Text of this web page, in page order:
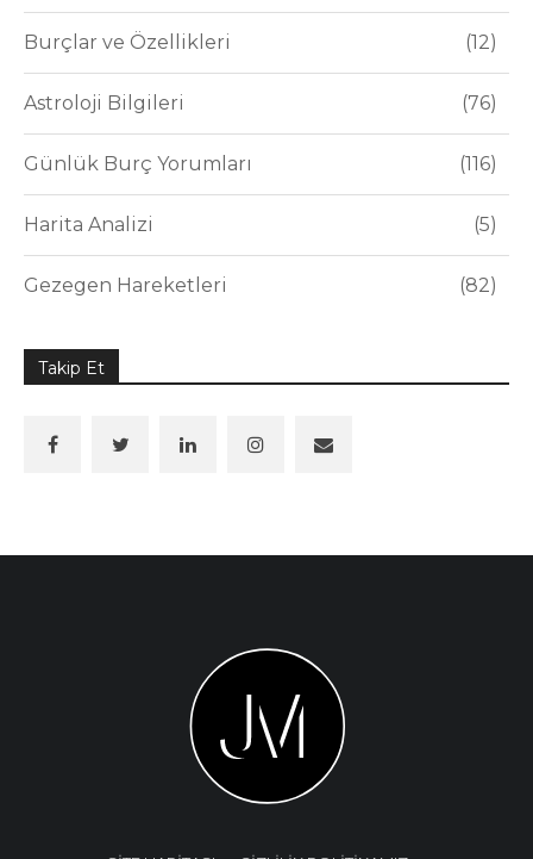
Burçlar ve Özellikleri 12
Astroloji Bilgileri 76
Günlük Burç Yorumları 116
Harita Analizi 5
Gezegen Hareketleri 82
Takip Et